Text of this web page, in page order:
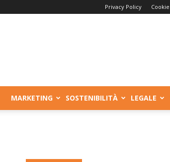
Privacy Policy
MARKETING SOSTENIBILITÀ LEGALE